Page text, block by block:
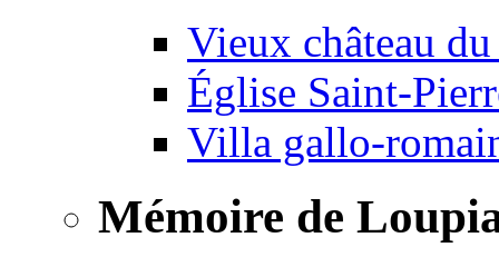
Vieux château
Église Saint-
Villa gallo-
Mémoire de